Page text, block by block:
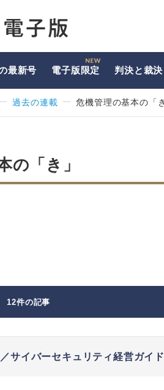
最新号 電子版限定 判決と裁決
過去の連載 危機管理の基本の「き
の「き」
12件の記事
サイバーセキュリティ経営ガイ